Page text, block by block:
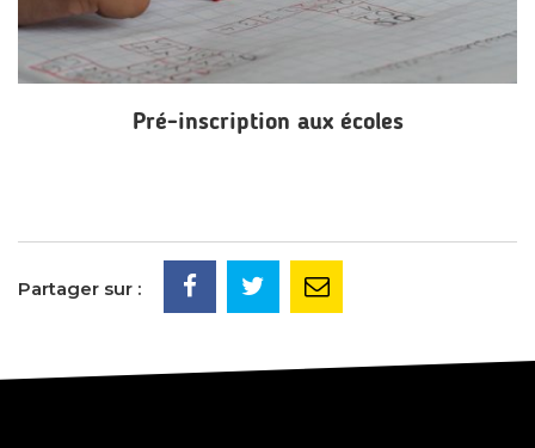
Pré-inscription aux écoles
Partager sur :